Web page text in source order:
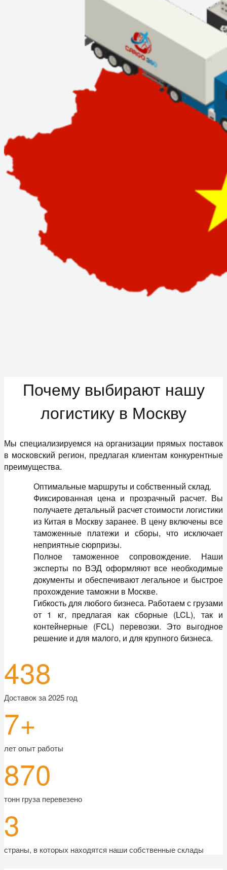
Почему выбирают нашу
логистику в Москву
Мы специализируемся на организации прямых поставок
в московский регион, предлагая клиентам конкурентные
преимущества.
Оптимальные маршруты и собственный склад.
Фиксированная цена и прозрачный расчет. Вы
получаете детальный расчет стоимости логистики
из Китая в Москву заранее. В цену включены все
таможенные платежи и сборы, что исключает
неприятные сюрпризы.
Полное таможенное сопровождение. Наши
эксперты по ВЭД оформляют все необходимые
документы и обеспечивают легальное и быстрое
прохождение таможни в Москве.
Гибкость для любого бизнеса. Работаем с грузами
от 1 кг, предлагая как сборные (LCL), так и
контейнерные (FCL) перевозки. Это выгодное
решение и для малого, и для крупного бизнеса.
438
Доставок за 2025 год
7+
лет опыт работы
870
тонн груза перевезено
3
страны, в которых находятся наши собственные склады